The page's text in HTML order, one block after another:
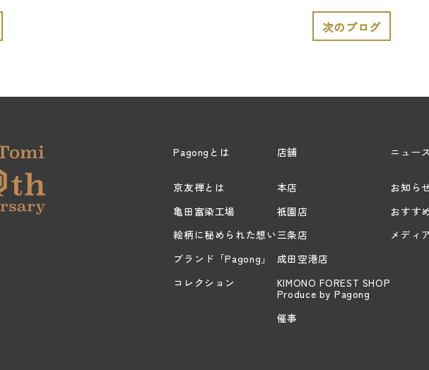
次のブログ
Pagongとは
京友禅とは
亀田富染工場
絵柄に秘められた想い
ブランド「Pagong」
コレクション
店舗
本店
祇園店
三条店
成田空港店
KIMONO FOREST SHOP
Produce by Pagong
催事
ニュース
お知ら
おすす
メディ